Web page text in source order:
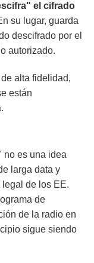
el cifrado
su lugar, guarda
descifrado por el
autorizado.
alta fidelidad,
están
no es una idea
larga data y
de los EE.
de
de la radio en
sigue siendo